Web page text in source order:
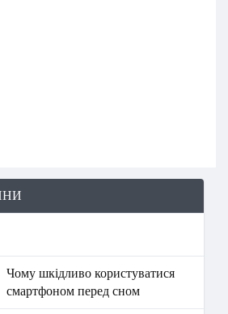
Чому шкідливо користуватися
смартфоном перед сном